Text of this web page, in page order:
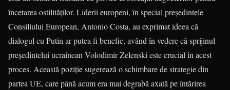
încetarea ostilităților. Liderii europeni, în special președintele
Consiliului European, Antonio Costa, au exprimat ideea că
dialogul cu Putin ar putea fi benefic, având în vedere că sprijinul
președintelui ucrainean Volodimir Zelenski este crucial în acest
proces. Această poziție sugerează o schimbare de strategie din
partea UE, care până acum era mai degrabă axată pe întărirea